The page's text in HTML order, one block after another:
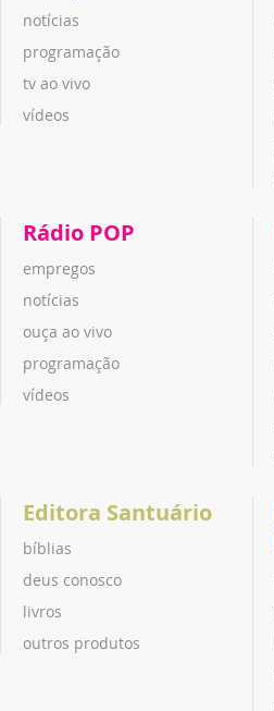
notícias
programação
tv ao vivo
vídeos
Rádio POP
empregos
notícias
ouça ao vivo
programação
vídeos
Editora Santuário
bíblias
deus conosco
livros
outros produtos